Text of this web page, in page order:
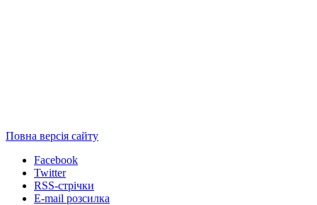
Повна версія сайту
Facebook
Twitter
RSS-стрічки
E-mail розсилка